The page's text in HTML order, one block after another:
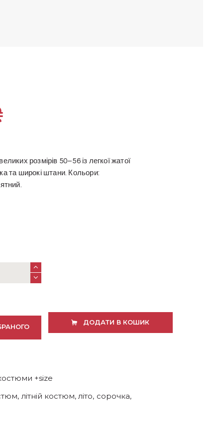
розмірів 50–56 із легкої жатої
та широкі штани. Кольори:
ДОДАТИ В КОШИК
+size
, літній костюм, літо, сорочка,